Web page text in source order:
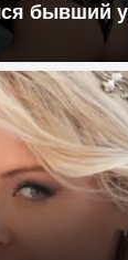
бывший